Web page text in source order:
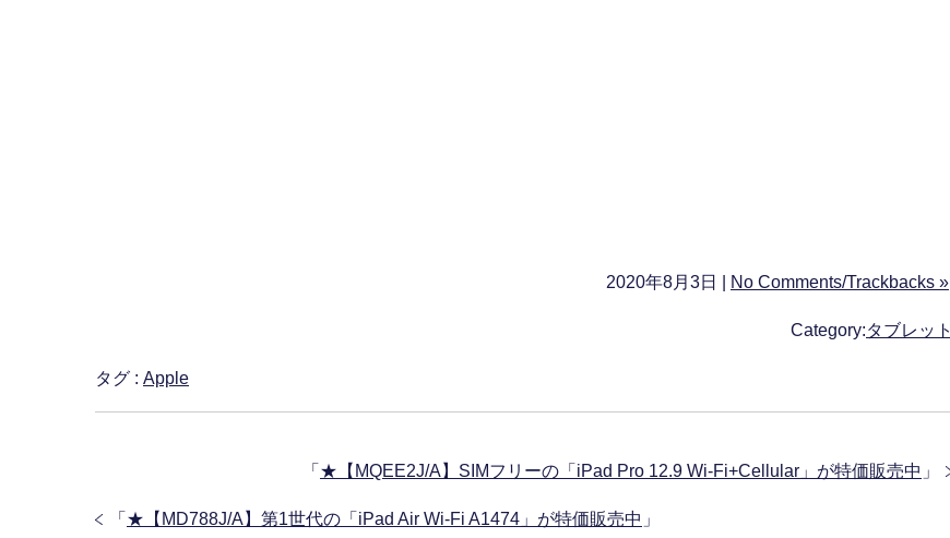
2020年8月3日 | No Comments/Trackbacks »
Category:タブレット
タグ : Apple
「 ★【MQEE2J/A】SIMフリーの「iPad Pro 12.9 Wi-Fi+Cellular」が特価販売中 」
「 ★【MD788J/A】第1世代の「iPad Air Wi-Fi A1474」が特価販売中 」